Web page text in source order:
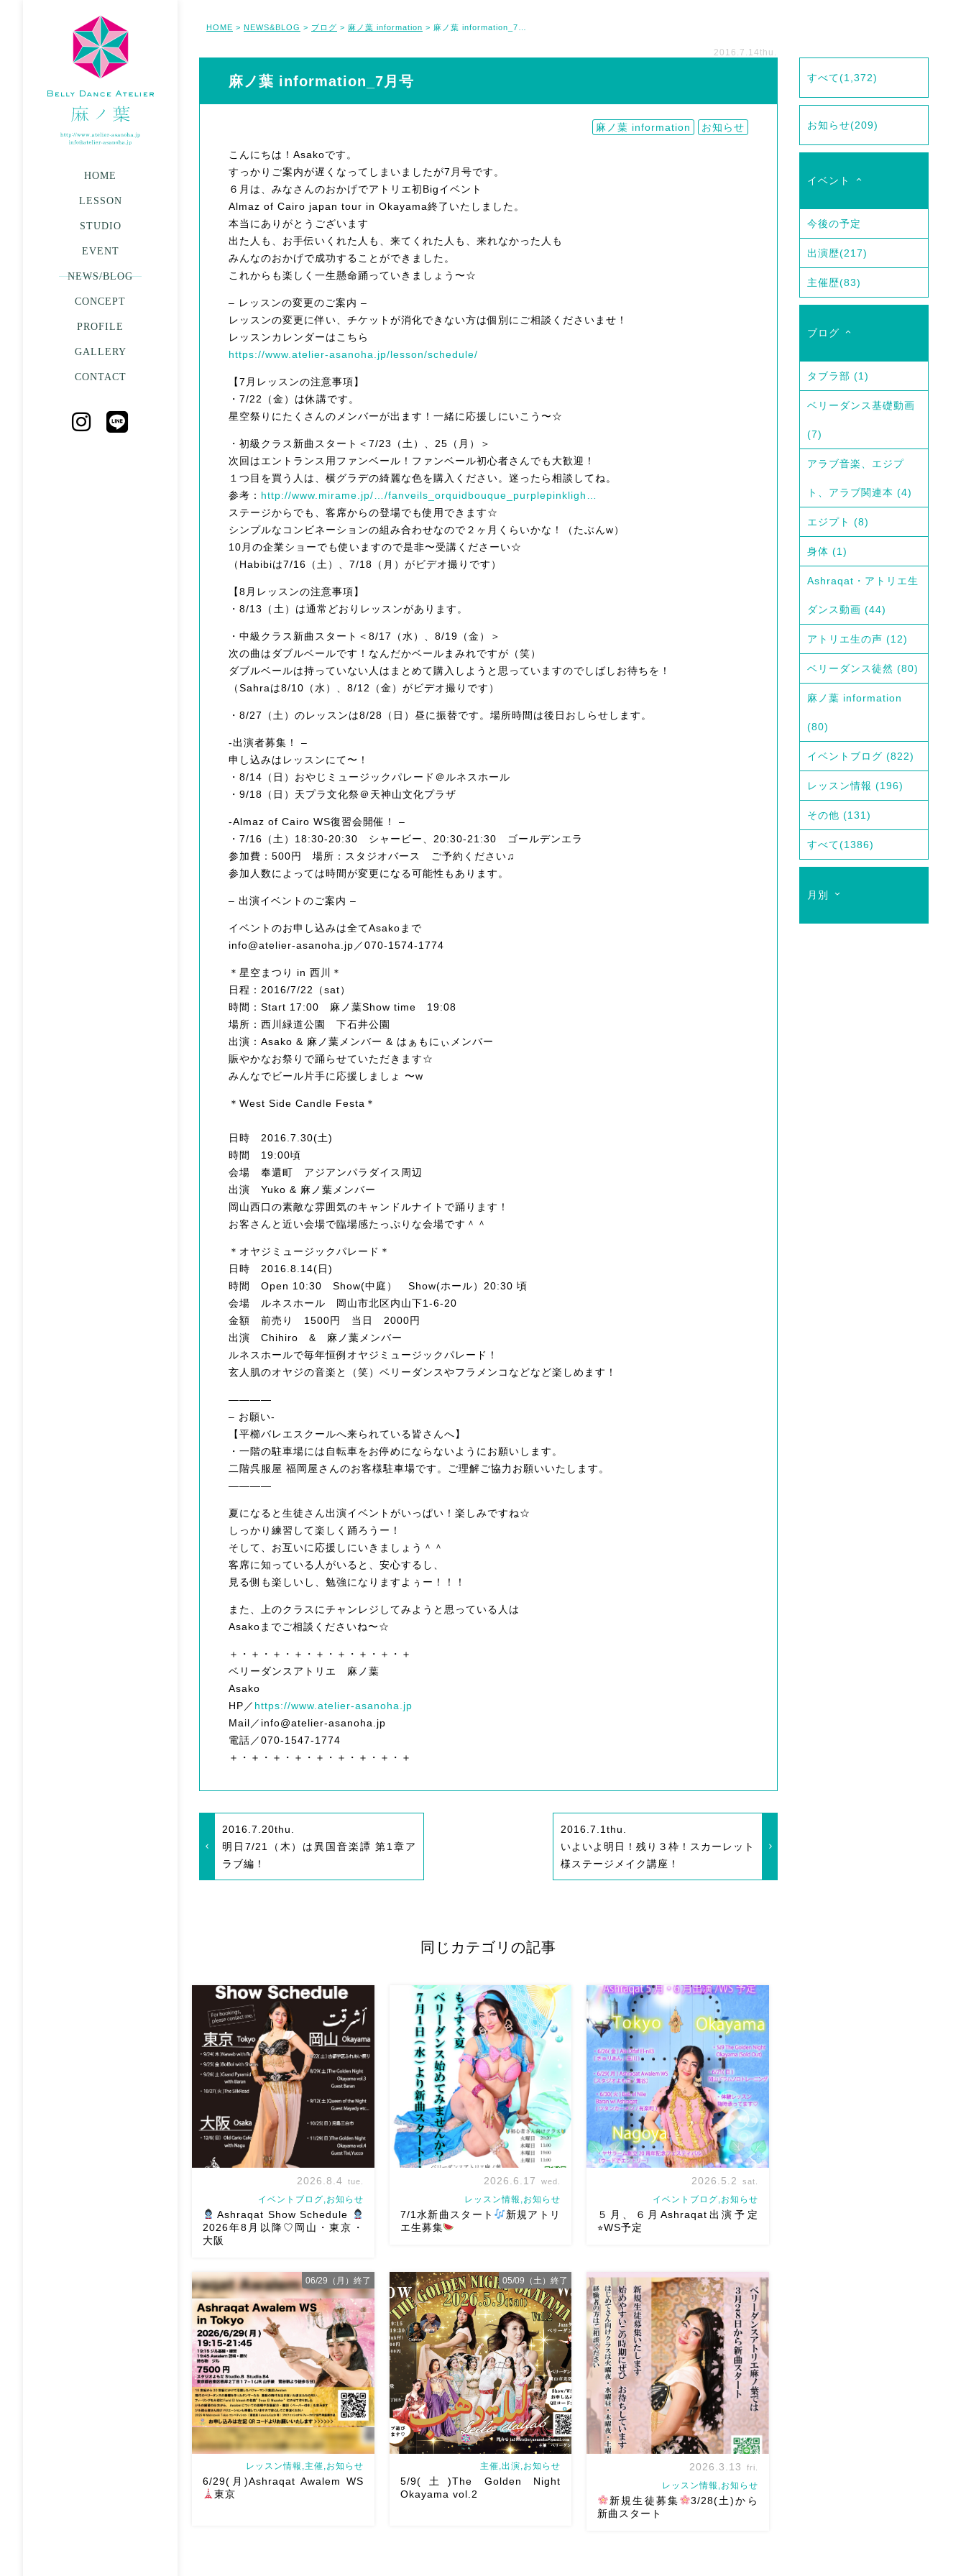
HOME
LESSON
STUDIO
EVENT
NEWS/BLOG
CONCEPT
PROFILE
GALLERY
CONTACT
HOME > NEWS&BLOG > ブログ > 麻ノ葉 information >
2016.7.14thu.
麻ノ葉 information_7月号
麻ノ葉 information お知らせ
こんにちは！Asakoです。
すっかりご案内が遅くなってしまいましたが7月号です。
６月は、みなさんのおかげでアトリエ初Bigイベント
Almaz of Cairo japan tour in Okayama終了いたしました。
本当にありがとうございます
出た人も、お手伝いくれた人も、来てくれた人も、来れなかった人も
みんなのおかげで成功することができました。
これからも楽しく一生懸命踊っていきましょう〜☆
– レッスンの変更のご案内 –
レッスンの変更に伴い、チケットが消化できない方は個別にご相談くださいませ！
レッスンカレンダーはこちら
https://www.atelier-asanoha.jp/lesson/schedule/
【7月レッスンの注意事項】
・7/22（金）は休講です。
星空祭りにたくさんのメンバーが出ます！一緒に応援しにいこう〜☆
・初級クラス新曲スタート＜7/23（土）、25（月）＞
次回はエントランス用ファンベール！ファンベール初心者さんでも大歓迎！
１つ目を買う人は、横グラデの綺麗な色を購入ください。迷ったら相談してね。
参考： http://www.mirame.jp/…/fanveils_orquidbouque_purplepinkligh…
ステージからでも、客席からの登場でも使用できます☆
シンプルなコンビネーションの組み合わせなので２ヶ月くらいかな！（たぶんw）
10月の企業ショーでも使いますので是非〜受講くださーい☆
（Habibiは7/16（土）、7/18（月）がビデオ撮りです）
【8月レッスンの注意事項】
・8/13（土）は通常どおりレッスンがあります。
・中級クラス新曲スタート＜8/17（水）、8/19（金）＞
次の曲はダブルベールです！なんだかベールまみれですが（笑）
ダブルベールは持っていない人はまとめて購入しようと思っていますのでしばしお待ちを！
（Sahraは8/10（水）、8/12（金）がビデオ撮りです）
・8/27（土）のレッスンは8/28（日）昼に振替です。場所時間は後日おしらせします。
-出演者募集！ –
申し込みはレッスンにて〜！
・8/14（日）おやじミュージックパレード＠ルネスホール
・9/18（日）天プラ文化祭＠天神山文化プラザ
-Almaz of Cairo WS復習会開催！ –
・7/16（土）18:30-20:30 シャービー、20:30-21:30 ゴールデンエラ
参加費：500円 場所：スタジオバース ご予約ください♫
参加人数によっては時間が変更になる可能性もあります。
– 出演イベントのご案内 –
イベントのお申し込みは全てAsakoまで
info@atelier-asanoha.jp／070-1574-1774
＊星空まつり in 西川＊
日程：2016/7/22（sat）
時間：Start 17:00 麻ノ葉Show time 19:08
場所：西川緑道公園 下石井公園
出演：Asako & 麻ノ葉メンバー & はぁもにぃメンバー
賑やかなお祭りで踊らせていただきます☆
みんなでビール片手に応援しましょ 〜w
＊West Side Candle Festa＊
日時 2016.7.30(土)
時間 19:00頃
会場 奉還町 アジアンパラダイス周辺
出演 Yuko & 麻ノ葉メンバー
岡山西口の素敵な雰囲気のキャンドルナイトで踊ります！
お客さんと近い会場で臨場感たっぷりな会場です＾＾
＊オヤジミュージックパレード＊
日時 2016.8.14(日)
時間 Open 10:30 Show(中庭） Show(ホール）20:30 頃
会場 ルネスホール 岡山市北区内山下1-6-20
金額 前売り 1500円 当日 2000円
出演 Chihiro & 麻ノ葉メンバー
ルネスホールで毎年恒例オヤジミュージックパレード！
玄人肌のオヤジの音楽と（笑）ベリーダンスやフラメンコなどなど楽しめます！
————
– お願い-
【平櫛バレエスクールへ来られている皆さんへ】
・一階の駐車場には自転車をお停めにならないようにお願いします。
二階呉服屋 福岡屋さんのお客様駐車場です。ご理解ご協力お願いいたします。
————
夏になると生徒さん出演イベントがいっぱい！楽しみですね☆
しっかり練習して楽しく踊ろうー！
そして、お互いに応援しにいきましょう＾＾
客席に知っている人がいると、安心するし、
見る側も楽しいし、勉強になりますよぅー！！！
また、上のクラスにチャンレジしてみようと思っている人は
Asakoまでご相談くださいね〜☆
＋・＋・＋・＋・＋・＋・＋・＋・＋
ベリーダンスアトリエ 麻ノ葉
Asako
HP／ https://www.atelier-asanoha.jp
Mail／info@atelier-asanoha.jp
電話／070-1547-1774
＋・＋・＋・＋・＋・＋・＋・＋・＋
2016.7.20thu.
明日7/21（木）は異国音楽譚 第1章ア
ラブ編！
2016.7.1 thu.
いよいよ明日！残り３枠！スカーレット
様ステージメイク講座！
すべて(1,372)
お知らせ(209)
イベント
今後の予定
出演歴(217)
主催歴(83)
ブログ
タブラ部 (1)
ベリーダンス基礎動画
(7)
アラブ音楽、エジプ
ト、アラブ関連本 (4)
エジプト (8)
身体 (1)
Ashraqat・アトリエ生
ダンス動画 (44)
アトリエ生の声 (12)
ベリーダンス徒然 (80)
麻ノ葉 information
(80)
イベントブログ (822)
レッスン情報 (196)
その他 (131)
すべて(1386)
月別
同じカテゴリの記事
8月以降のショースケジュールです♡皆
様にお会いできますように
ご予約は
メッセージください
お待ちしていま
す
Ashraqat Show Schedule
岡山・8/22(土) […]
2026.8.4 tue.
イベントブログ,お知らせ
Ashraqat Show Schedule
2026年8月以降♡岡山・東京・
大阪
岡山でベリーダンス始めて見ません
か？7/1水より新曲スタート
日焼け
せずに街中で身体を動かせる
音楽
とともに踊ることでリフレッシュ
表現することで違う自分になれる
な
どなど ₊˚ […]
2026.6.17 wed.
レッスン情報,お知らせ
7/1水新曲スタート
新規アトリ
エ生募集
５月、６月Ashraqat出演予定とWS予
定まとめました
みなさんにたくさん
お会いできますように
2026.5.2 sat.
イベントブログ,お知らせ
５月、６月Ashraqat出演予定
⭐︎WS予定
レッスン情報,主催,お知らせ
6/29(月)Ashraqat Awalem WS
東京
06/29（月）終了
主催,出演,お知らせ
5/9(土)The Golden Night
Okayama vol.2
05/09（土）終了
2026.3.13 fri.
レッスン情報,お知らせ
新規生徒募集
3/28(土)から
新曲スタート